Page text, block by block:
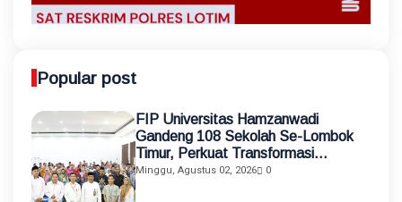
Popular post
FIP Universitas Hamzanwadi
Gandeng 108 Sekolah Se-Lombok
Timur, Perkuat Transformasi
Pendidikan melalui Asistensi
Minggu, Agustus 02, 2026 0